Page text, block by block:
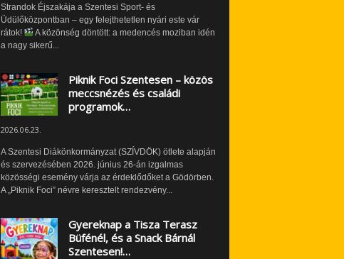
Strandok Éjszakája a Szentesi Sport- és
Üdülőközpontban – egy felejthetetlen nyári este vár
rátok!
A közönség döntött: a medencés moziban idén
a nagy sikerű...
Piknik Foci Szentesen – közös
meccsnézés és családi
programok…
2026.06.23.
A Szentesi Diákönkormányzat (SZÍVDÖK) ötlete alapján
és szervezésében 2026. június 26-án izgalmas
közösségi esemény várja az érdeklődőket a Gödörben.
A „Piknik Foci” névre keresztelt rendezvény...
Gyereknap a Tisza Terasz
Büfénél, és a Snack Bárnál
Szentesen!…